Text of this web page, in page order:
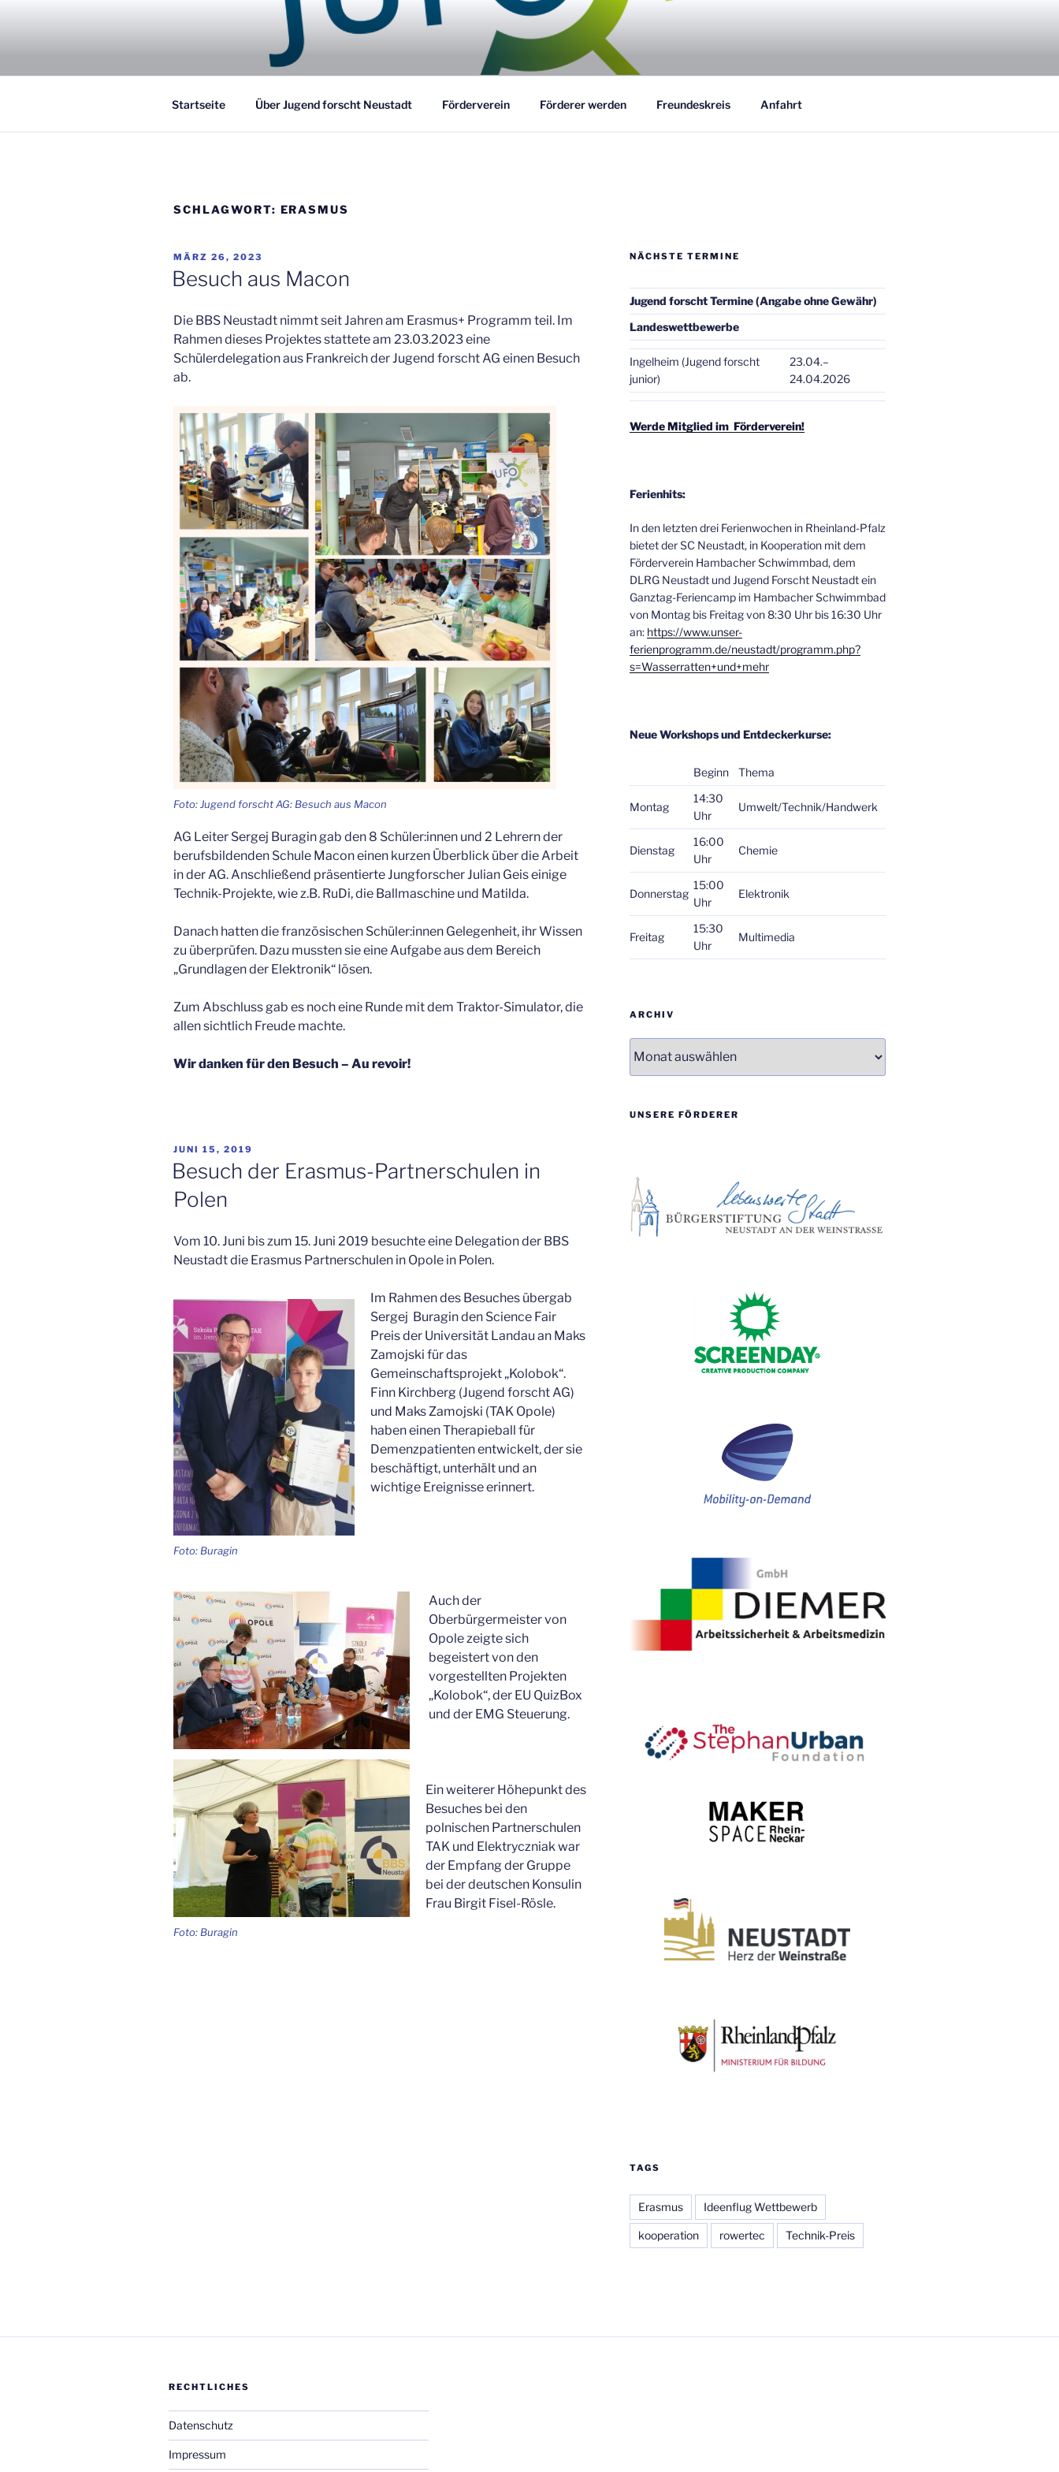
JUGEND FORSCHT AG NEUSTADT
Entdecker / Erfinder / Selbermacher
Startseite Über Jugend forscht Neustadt Förderverein Förderer werden Freundeskreis Anfahrt
SCHLAGWORT: ERASMUS
VERÖFFENTLICHT
AM
MÄRZ 26, 2023
Besuch aus Macon
Die BBS Neustadt nimmt seit Jahren am Erasmus+ Programm teil. Im
Rahmen dieses Projektes stattete am 23.03.2023 eine
Schülerdelegation aus Frankreich der Jugend forscht AG einen Besuch
ab.
Foto: Jugend forscht AG: Besuch aus Macon
AG Leiter Sergej Buragin gab den 8 Schüler:innen und 2 Lehrern der
berufsbildenden Schule Macon einen kurzen Überblick über die Arbeit
in der AG. Anschließend präsentierte Jungforscher Julian Geis einige
Technik-Projekte, wie z.B. RuDi, die Ballmaschine und Matilda.
Danach hatten die französischen Schüler:innen Gelegenheit, ihr Wissen
zu überprüfen. Dazu mussten sie eine Aufgabe aus dem Bereich
„Grundlagen der Elektronik“ lösen.
Zum Abschluss gab es noch eine Runde mit dem Traktor-Simulator, die
allen sichtlich Freude machte.
Wir danken für den Besuch – Au revoir!
VERÖFFENTLICHT
AM
JUNI 15, 2019
Besuch der Erasmus-Partnerschulen in
Polen
Vom 10. Juni bis zum 15. Juni 2019 besuchte eine Delegation der BBS
Neustadt die Erasmus Partnerschulen in Opole in Polen.
Foto: Buragin
Im Rahmen des Besuches übergab
Sergej Buragin den Science Fair
Preis der Universität Landau an Maks
Zamojski für das
Gemeinschaftsprojekt „Kolobok“.
Finn Kirchberg (Jugend forscht AG)
und Maks Zamojski (TAK Opole)
haben einen Therapieball für
Demenzpatienten entwickelt, der sie
beschäftigt, unterhält und an
wichtige Ereignisse erinnert.
Auch der
Oberbürgermeister von
Opole zeigte sich
begeistert von den
vorgestellten Projekten
„Kolobok“, der EU QuizBox
und der EMG Steuerung.
Foto: Buragin
Ein weiterer Höhepunkt des
Besuches bei den
polnischen Partnerschulen
TAK und Elektryczniak war
der Empfang der Gruppe
bei der deutschen Konsulin
Frau Birgit Fisel-Rösle.
NÄCHSTE TERMINE
Jugend forscht Termine (Angabe ohne Gewähr)
Landeswettbewerbe
Ingelheim (Jugend forscht
junior)
23.04.–
24.04.2026
Werde Mitglied im Förderverein!
Ferienhits:
In den letzten drei Ferienwochen in Rheinland-Pfalz
bietet der SC Neustadt, in Kooperation mit dem
Förderverein Hambacher Schwimmbad, dem
DLRG Neustadt und Jugend Forscht Neustadt ein
Ganztag-Feriencamp im Hambacher Schwimmbad
von Montag bis Freitag von 8:30 Uhr bis 16:30 Uhr
an: https://www.unser-
ferienprogramm.de/neustadt/programm.php?
s=Wasserratten+und+mehr
Neue Workshops und Entdeckerkurse:
Beginn Thema
Montag
14:30
Uhr
Umwelt/Technik/Handwerk
Dienstag
16:00
Uhr
Chemie
Donnerstag
15:00
Uhr
Elektronik
Freitag
15:30
Uhr
Multimedia
ARCHIV
UNSERE FÖRDERER
TAGS
Erasmus Ideenflug Wettbewerb
kooperation rowertec Technik-Preis
RECHTLICHES
Datenschutz
Impressum